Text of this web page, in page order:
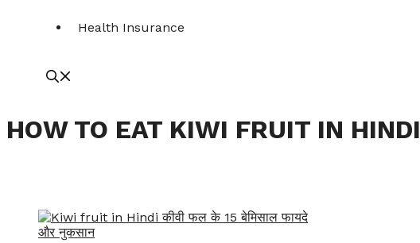
Health Insurance
HOW TO EAT KIWI FRUIT IN HINDI